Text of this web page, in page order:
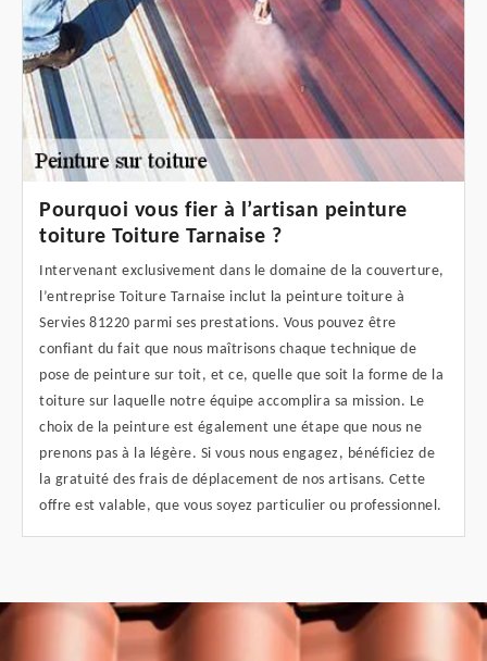
Pourquoi vous fier à l’artisan peinture
toiture Toiture Tarnaise ?
Intervenant exclusivement dans le domaine de la couverture,
l’entreprise Toiture Tarnaise inclut la peinture toiture à
Servies 81220 parmi ses prestations. Vous pouvez être
confiant du fait que nous maîtrisons chaque technique de
pose de peinture sur toit, et ce, quelle que soit la forme de la
toiture sur laquelle notre équipe accomplira sa mission. Le
choix de la peinture est également une étape que nous ne
prenons pas à la légère. Si vous nous engagez, bénéficiez de
la gratuité des frais de déplacement de nos artisans. Cette
offre est valable, que vous soyez particulier ou professionnel.